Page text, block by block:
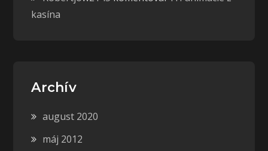
kasína
Archív
august 2020
máj 2012